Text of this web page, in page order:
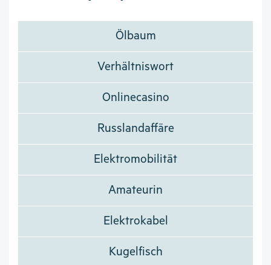
Ölbaum
Verhältniswort
Onlinecasino
Russlandaffäre
Elektromobilität
Amateurin
Elektrokabel
Kugelfisch